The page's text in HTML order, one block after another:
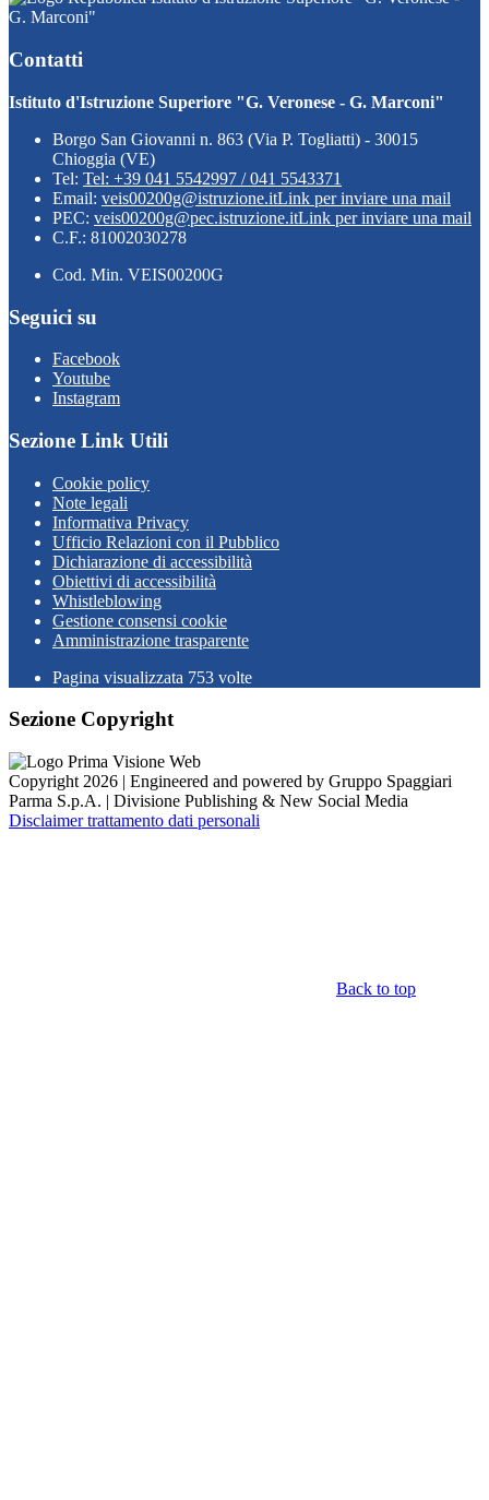
G. Marconi"
Contatti
Istituto d'Istruzione Superiore "G. Veronese - G. Marconi"
Borgo San Giovanni n. 863 (Via P. Togliatti) - 30015
Chioggia (VE)
Tel: Tel: +39 041 5542997 / 041 5543371
Email: veis00200g@istruzione.itLink per inviare una mail
PEC: veis00200g@pec.istruzione.itLink per inviare una mail
C.F.: 81002030278
Cod. Min. VEIS00200G
Seguici su
Facebook
Youtube
Instagram
Sezione Link Utili
Cookie policy
Note legali
Informativa Privacy
Ufficio Relazioni con il Pubblico
Dichiarazione di accessibilità
Obiettivi di accessibilità
Whistleblowing
Gestione consensi cookie
Amministrazione trasparente
Pagina visualizzata 753 volte
Sezione Copyright
Copyright 2026 | Engineered and powered by Gruppo Spaggiari
Parma S.p.A. | Divisione Publishing & New Social Media
Disclaimer trattamento dati personali
Back to top